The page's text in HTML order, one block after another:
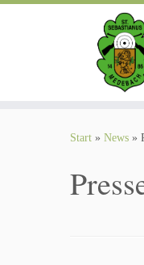
Zum
Start » News »